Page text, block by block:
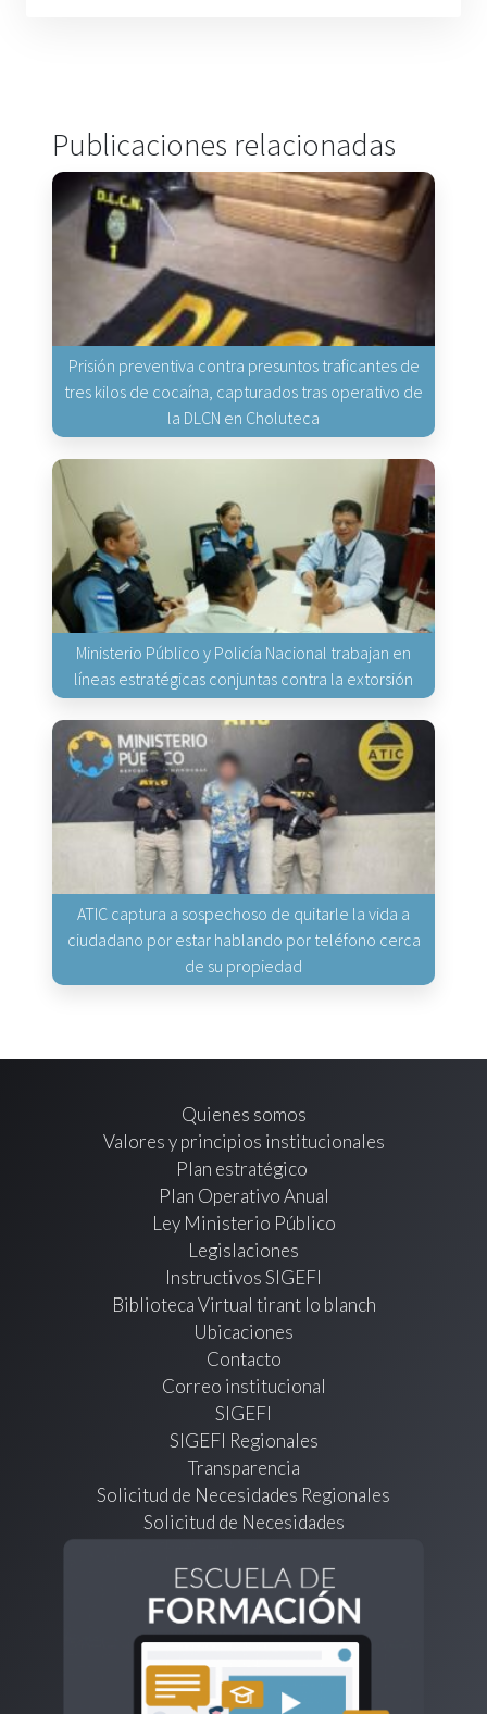
Publicaciones relacionadas
Prisión preventiva contra presuntos traficantes de
tres kilos de cocaína, capturados tras operativo de
la DLCN en Choluteca
Ministerio Público y Policía Nacional trabajan en
líneas estratégicas conjuntas contra la extorsión
ATIC captura a sospechoso de quitarle la vida a
ciudadano por estar hablando por teléfono cerca
de su propiedad
Quienes somos
Valores y principios institucionales
Plan estratégico
Plan Operativo Anual
Ley Ministerio Público
Legislaciones
Instructivos SIGEFI
Biblioteca Virtual tirant lo blanch
Ubicaciones
Contacto
Correo institucional
SIGEFI
SIGEFI Regionales
Transparencia
Solicitud de Necesidades Regionales
Solicitud de Necesidades